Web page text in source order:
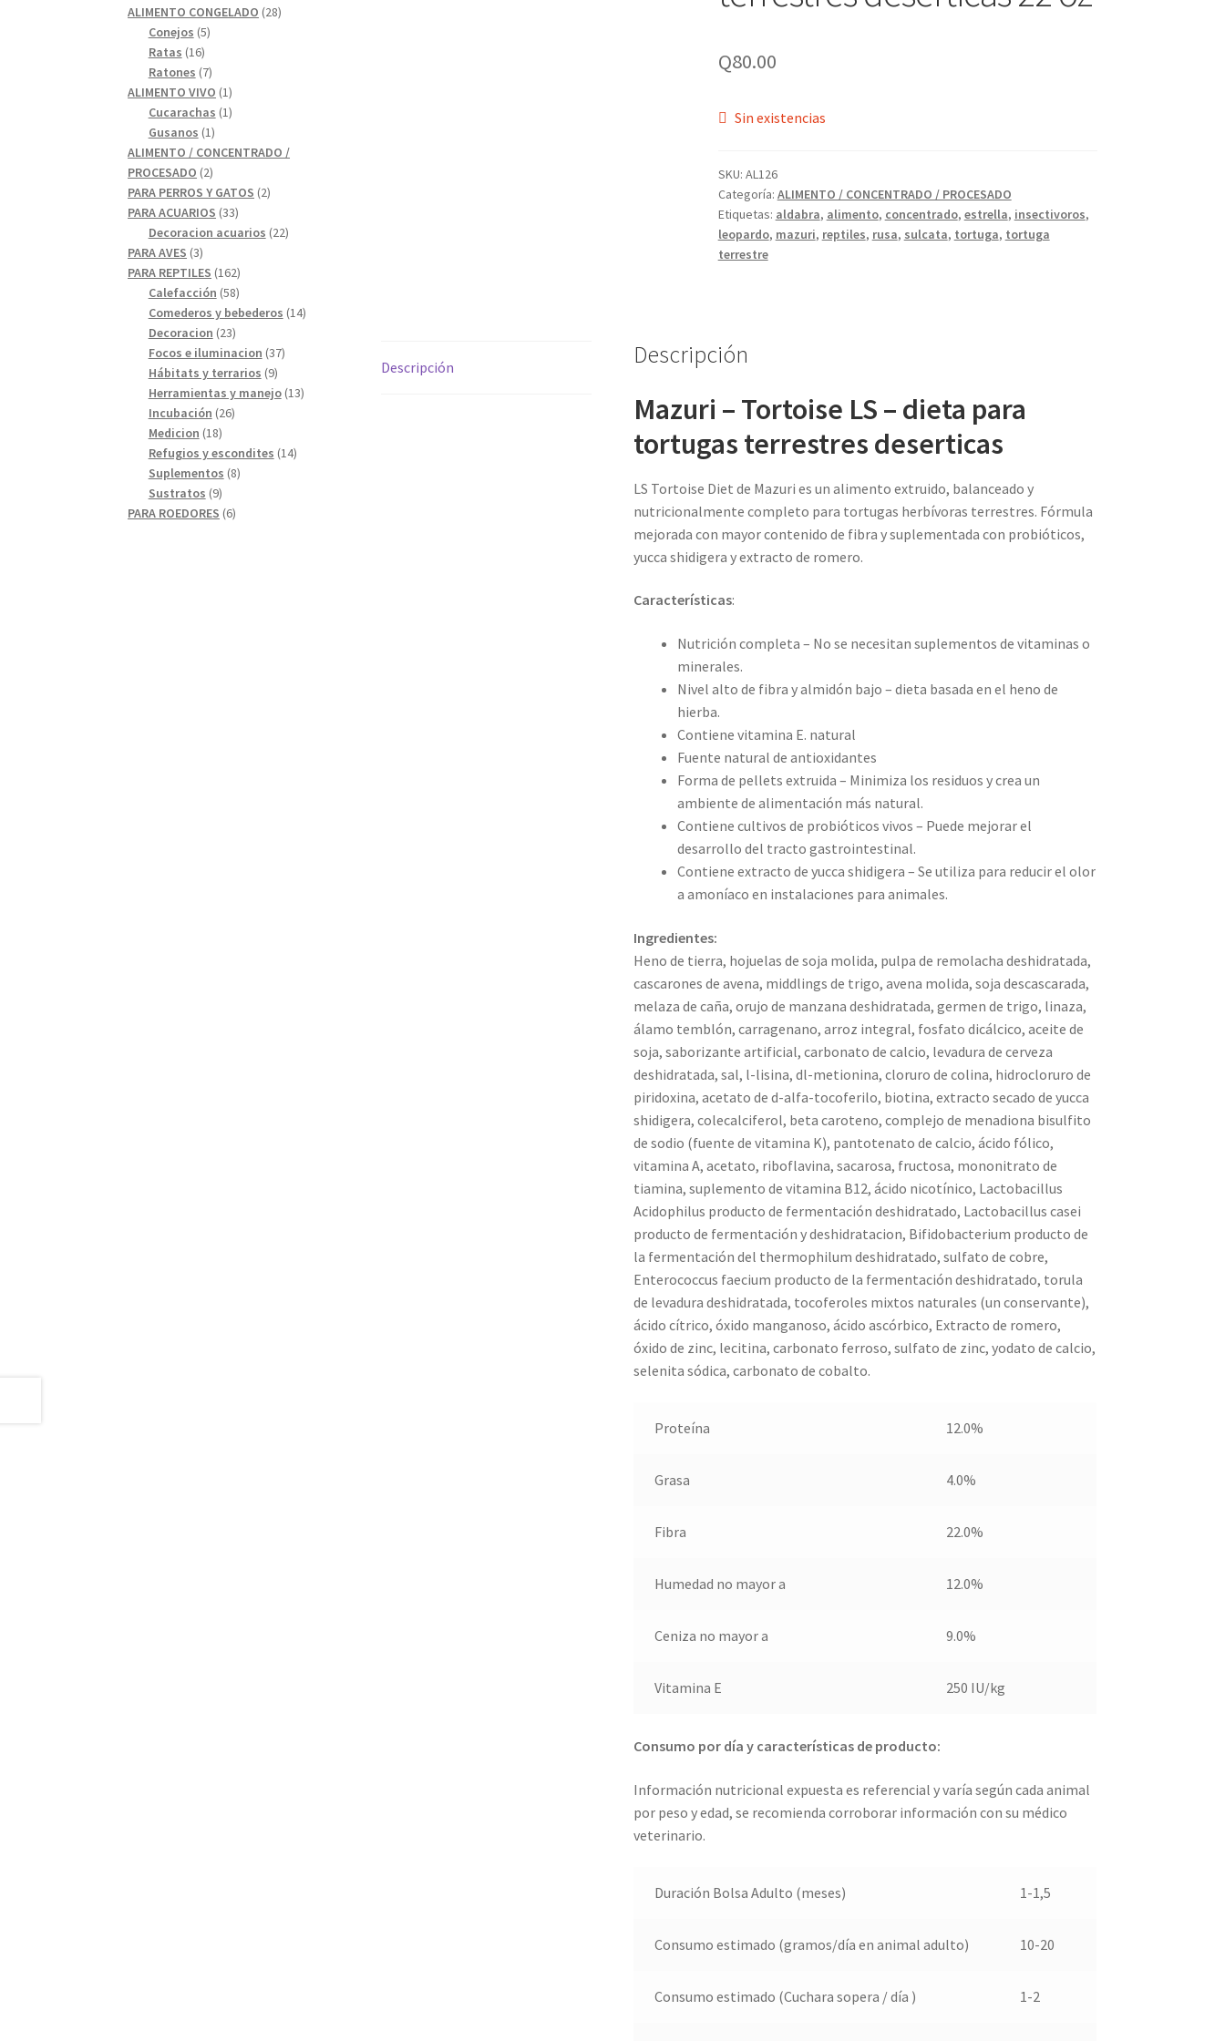
Q80.00
Sin existencias
SKU: AL126
Categoría: ALIMENTO / CONCENTRADO / PROCESADO
Etiquetas: aldabra, alimento, concentrado, estrella, insectivoros,
leopardo, mazuri, reptiles, rusa, sulcata, tortuga, tortuga
terrestre
Descripción Descripción
Mazuri – Tortoise LS – dieta para
tortugas terrestres deserticas
LS Tortoise Diet de Mazuri es un alimento extruido, balanceado y
nutricionalmente completo para tortugas herbívoras terrestres. Fórmula
mejorada con mayor contenido de fibra y suplementada con probióticos,
yucca shidigera y extracto de romero.
Características:
Nutrición completa – No se necesitan suplementos de vitaminas o
minerales.
Nivel alto de fibra y almidón bajo – dieta basada en el heno de
hierba.
Contiene vitamina E. natural
Fuente natural de antioxidantes
Forma de pellets extruida – Minimiza los residuos y crea un
ambiente de alimentación más natural.
Contiene cultivos de probióticos vivos – Puede mejorar el
desarrollo del tracto gastrointestinal.
Contiene extracto de yucca shidigera – Se utiliza para reducir el olor
a amoníaco en instalaciones para animales.
Ingredientes:
Heno de tierra, hojuelas de soja molida, pulpa de remolacha deshidratada,
cascarones de avena, middlings de trigo, avena molida, soja descascarada,
melaza de caña, orujo de manzana deshidratada, germen de trigo, linaza,
álamo temblón, carragenano, arroz integral, fosfato dicálcico, aceite de
soja, saborizante artificial, carbonato de calcio, levadura de cerveza
deshidratada, sal, l-lisina, dl-metionina, cloruro de colina, hidrocloruro de
piridoxina, acetato de d-alfa-tocoferilo, biotina, extracto secado de yucca
shidigera, colecalciferol, beta caroteno, complejo de menadiona bisulfito
de sodio (fuente de vitamina K), pantotenato de calcio, ácido fólico,
vitamina A, acetato, riboflavina, sacarosa, fructosa, mononitrato de
tiamina, suplemento de vitamina B12, ácido nicotínico, Lactobacillus
Acidophilus producto de fermentación deshidratado, Lactobacillus casei
producto de fermentación y deshidratacion, Bifidobacterium producto de
la fermentación del thermophilum deshidratado, sulfato de cobre,
Enterococcus faecium producto de la fermentación deshidratado, torula
de levadura deshidratada, tocoferoles mixtos naturales (un conservante),
ácido cítrico, óxido manganoso, ácido ascórbico, Extracto de romero,
óxido de zinc, lecitina, carbonato ferroso, sulfato de zinc, yodato de calcio,
selenita sódica, carbonato de cobalto.
Proteína 12.0%
Grasa 4.0%
Fibra 22.0%
Humedad no mayor a 12.0%
Ceniza no mayor a 9.0%
Vitamina E 250 IU/kg
Consumo por día y características de producto:
Información nutricional expuesta es referencial y varía según cada animal
por peso y edad, se recomienda corroborar información con su médico
veterinario.
Duración Bolsa Adulto (meses) 1-1,5
Consumo estimado (gramos/día en animal adulto) 10-20
Consumo estimado (Cuchara sopera / día ) 1-2
ALIMENTO CONGELADO 2828
Conejos 55
Ratas 1616
productos
Ratones 77
productos
ALIMENTO VIVO 11
producto
Cucarachas 11
Gusanos 11
producto
ALIMENTO / CONCENTRADO /
PROCESADO 22
productos
PARA PERROS Y GATOS 22
PARA ACUARIOS 3333
productos
Decoracion acuarios 2222
PARA AVES 33
productos
PARA REPTILES 162162
productos
Calefacción 5858
productos
Comederos y bebederos 1414
Decoracion 2323
productos
Focos e iluminacion 3737
Hábitats y terrarios 99
productos
Herramientas y manejo 1313
Incubación 2626
Medicion 1818
productos
Refugios y escondites 1414
Suplementos 88
Sustratos 99
productos
PARA ROEDORES 66